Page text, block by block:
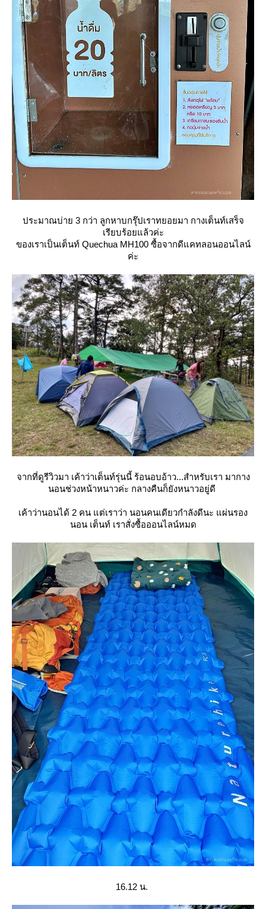
ประมาณบ่าย 3 กว่า ลูกหาบกรุ๊ปเราทยอยมา กางเต็นท์เสร็จ
เรียบร้อยแล้วค่ะ
ของเราเป็นเต็นท์ Quechua MH100 ซื้อจากดีแคทลอนออนไลน์
ค่ะ
จากที่ดูรีวิวมา เค้าว่าเต็นท์รุ่นนี้ ร้อนอบอ้าว...สำหรับเรา มากาง
นอนช่วงหน้าหนาวค่ะ กลางคืนก็ยังหนาวอยู่ดี
เค้าว่านอนได้ 2 คน แต่เราว่า นอนคนเดียวกำลังดีนะ แผ่นรอง
นอน เต็นท์ เราสั่งซื้อออนไลน์หมด
16.12 น.